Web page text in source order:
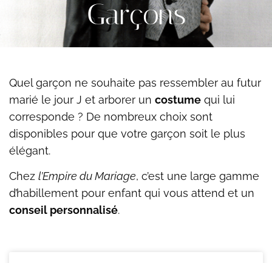
Garçons
Quelgarçon ne souhaite pas ressembler au futur
marié le jour J et arborer un costume qui lui
corresponde ? De nombreux choix sont
disponibles pour que votre garçon soit le plus
élégant.
Chez l’Empire du Mariage, c’est une large gamme
d’habillement pour enfant qui vous attend et un
conseil personnalisé.